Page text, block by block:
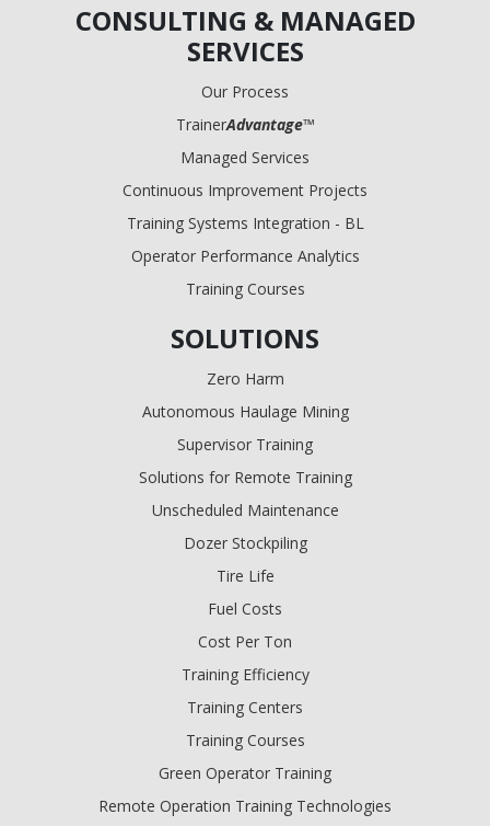
CONSULTING & MANAGED
SERVICES
Our Process
TrainerAdvantage™
Managed Services
Continuous Improvement Projects
Training Systems Integration - BL
Operator Performance Analytics
Training Courses
SOLUTIONS
Zero Harm
Autonomous Haulage Mining
Supervisor Training
Solutions for Remote Training
Unscheduled Maintenance
Dozer Stockpiling
Tire Life
Fuel Costs
Cost Per Ton
Training Efficiency
Training Centers
Training Courses
Green Operator Training
Remote Operation Training Technologies